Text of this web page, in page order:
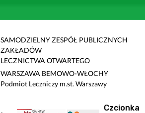
SAMODZIELNY ZESPÓŁ PUBLICZNYCH
ZAKŁADÓW
LECZNICTWA OTWARTEGO
WARSZAWA BEMOWO-WŁOCHY
Podmiot Leczniczy m.st. Warszawy
Czcionka